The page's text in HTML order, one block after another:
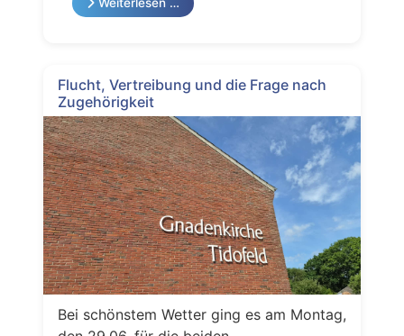
Weiterlesen …
Flucht, Vertreibung und die Frage nach
Zugehörigkeit
Bei schönstem Wetter ging es am Montag,